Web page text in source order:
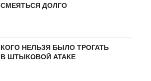
СМЕЯТЬСЯ ДОЛГО
КОГО НЕЛЬЗЯ БЫЛО ТРОГАТЬ
В ШТЫКОВОЙ АТАКЕ